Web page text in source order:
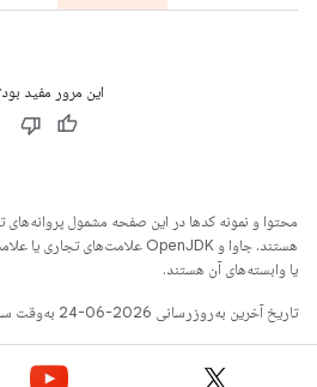
این مرور مفید
محتوا و نمونه کدها در این صفحه مشمول
یا وابسته‌های آن هستند.
تاریخ آخرین به‌روزرسانی 2026-06-24 به‌وقت ساعت هماهنگ جهانی.